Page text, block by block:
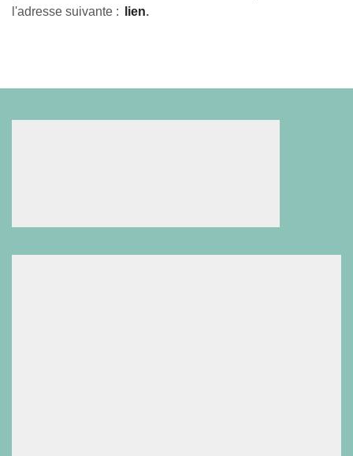
l'adresse suivante :
lien.